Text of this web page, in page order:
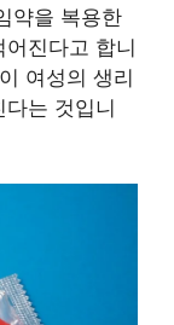
약을 복용한
진다고 합니
여성의 생리
는 것입니